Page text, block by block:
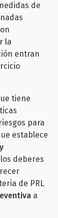
de
la
entran
tiene
para
establece
deberes
de PRL
a